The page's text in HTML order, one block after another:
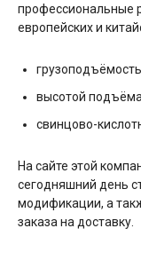
профессиональные
европейских и
высотой
свинцово-
На сайте этой
сегодняшний день
модификации, а
заказа на доставку.